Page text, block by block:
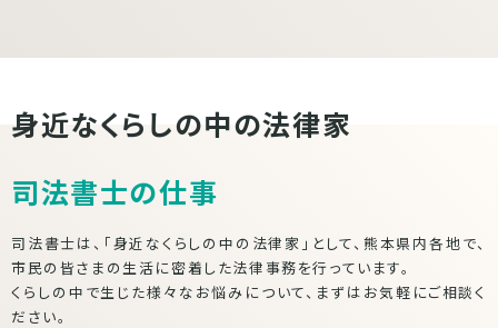
身近なくらしの中の法律家
司法書士の仕事
司法書士は、「身近なくらしの中の法律家」として、熊本県内各地で、
市民の皆さまの生活に密着した法律事務を行っています。
くらしの中で生じた様々なお悩みについて、まずはお気軽にご相談く
ださい。